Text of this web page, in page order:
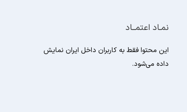
نمـاد اعتمــاد
این محتوا فقط به کاربران داخل ایران نمایش
داده می‌شود.